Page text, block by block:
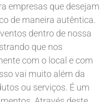
empresas que desejam
de maneira autêntica.
dentro de nossa
que nos
com o local e com
vai muito além da
ou serviços. É um